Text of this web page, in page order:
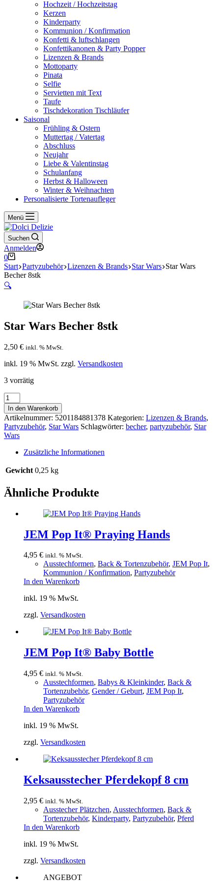
Hochzeit / Hochzeitstag
Kerzen
Kinderparty
Kommunion / Konfirmation
Konfetti & luftschlangen
Konfettikanonen & Party Popper
Lizenzen & Brands
Mottoparty
Pinata
Selfie
Servietten mit Text
Taufe
Tischdekoration Tischläufer
Saisonal
Frühling & Ostern
Muttertag / Vatertag
Abschluss
Neujahr
Liebe & Valentinstag
Schulanfang
Herbst & Halloween
Winter & Weihnachten
Personalisierte Tortenaufleger
Menü
Suchen
Anmelden
Warenkorb
0
Start Partyzubehör Lizenzen & Brands Star Wars Star Wars
Becher 8stk
🔍
Star Wars Becher 8stk
2,50 € inkl. % MwSt.
inkl. 19 % MwSt. zzgl. Versandkosten
3 vorrätig
Star
Wars
Becher
8stk
Menge
In den Warenkorb
Artikelnummer: 5201184881378 Kategorien: Lizenzen & Brands,
Partyzubehör, Star Wars Schlagwörter: becher, partyzubehör, Star
Wars
Zusätzliche Informationen
Gewicht 0,25 kg
Ähnliche Produkte
JEM Pop It® Praying Hands
4,95 € inkl. % MwSt.
Ausstechformen, Back & Tortenzubehör, JEM Pop It,
Kommunion / Konfirmation, Partyzubehör
In den Warenkorb
inkl. 19 % MwSt.
zzgl. Versandkosten
JEM Pop It® Baby Bottle
4,95 € inkl. % MwSt.
Ausstechformen, Babys & Kleinkinder, Back &
Tortenzubehör, Gender / Geburt, JEM Pop It,
Partyzubehör
In den Warenkorb
inkl. 19 % MwSt.
zzgl. Versandkosten
Keksausstecher Pferdekopf 8 cm
2,95 € inkl. % MwSt.
Ausstecher Plätzchen, Ausstechformen, Back &
Tortenzubehör, Kinderparty, Partyzubehör, Pferd
In den Warenkorb
inkl. 19 % MwSt.
zzgl. Versandkosten
ANGEBOT